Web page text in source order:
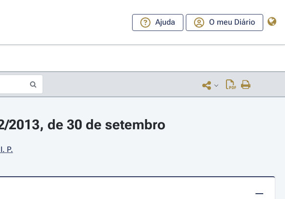
Ajuda O meu Diário
2013, de 30 de setembro
P.